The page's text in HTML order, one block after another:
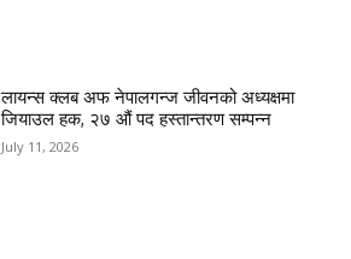
लायन्स क्लब अफ नेपालगन्ज जीवनको अध्यक्षमा
जियाउल हक, २७ औं पद हस्तान्तरण सम्पन्न
July 11, 2026